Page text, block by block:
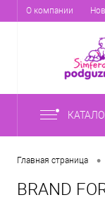
О компании
Главная страница •
BRAND